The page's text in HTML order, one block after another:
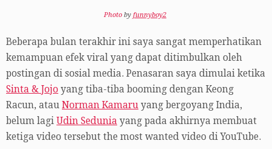
Photo by funnyboy2
Beberapa bulan terakhir ini saya sangat memperhatikan
kemampuan efek viral yang dapat ditimbulkan oleh
postingan di sosial media. Penasaran saya dimulai ketika
Sinta & Jojo yang tiba-tiba booming dengan Keong
Racun, atau Norman Kamaru yang bergoyang India,
belum lagi Udin Sedunia yang pada akhirnya membuat
ketiga video tersebut the most wanted video di YouTube.